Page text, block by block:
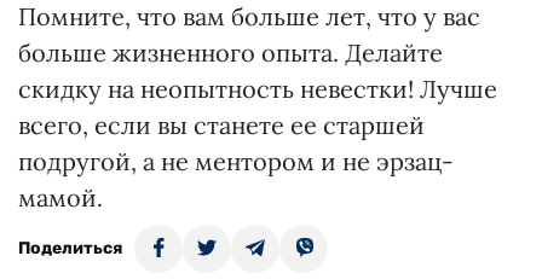
Помните, что вам больше лет, что у вас
больше жизненного опыта. Делайте
скидку на неопытность невестки! Лучше
всего, если вы станете ее старшей
подругой, а не ментором и не эрзац-
мамой.
Поделиться